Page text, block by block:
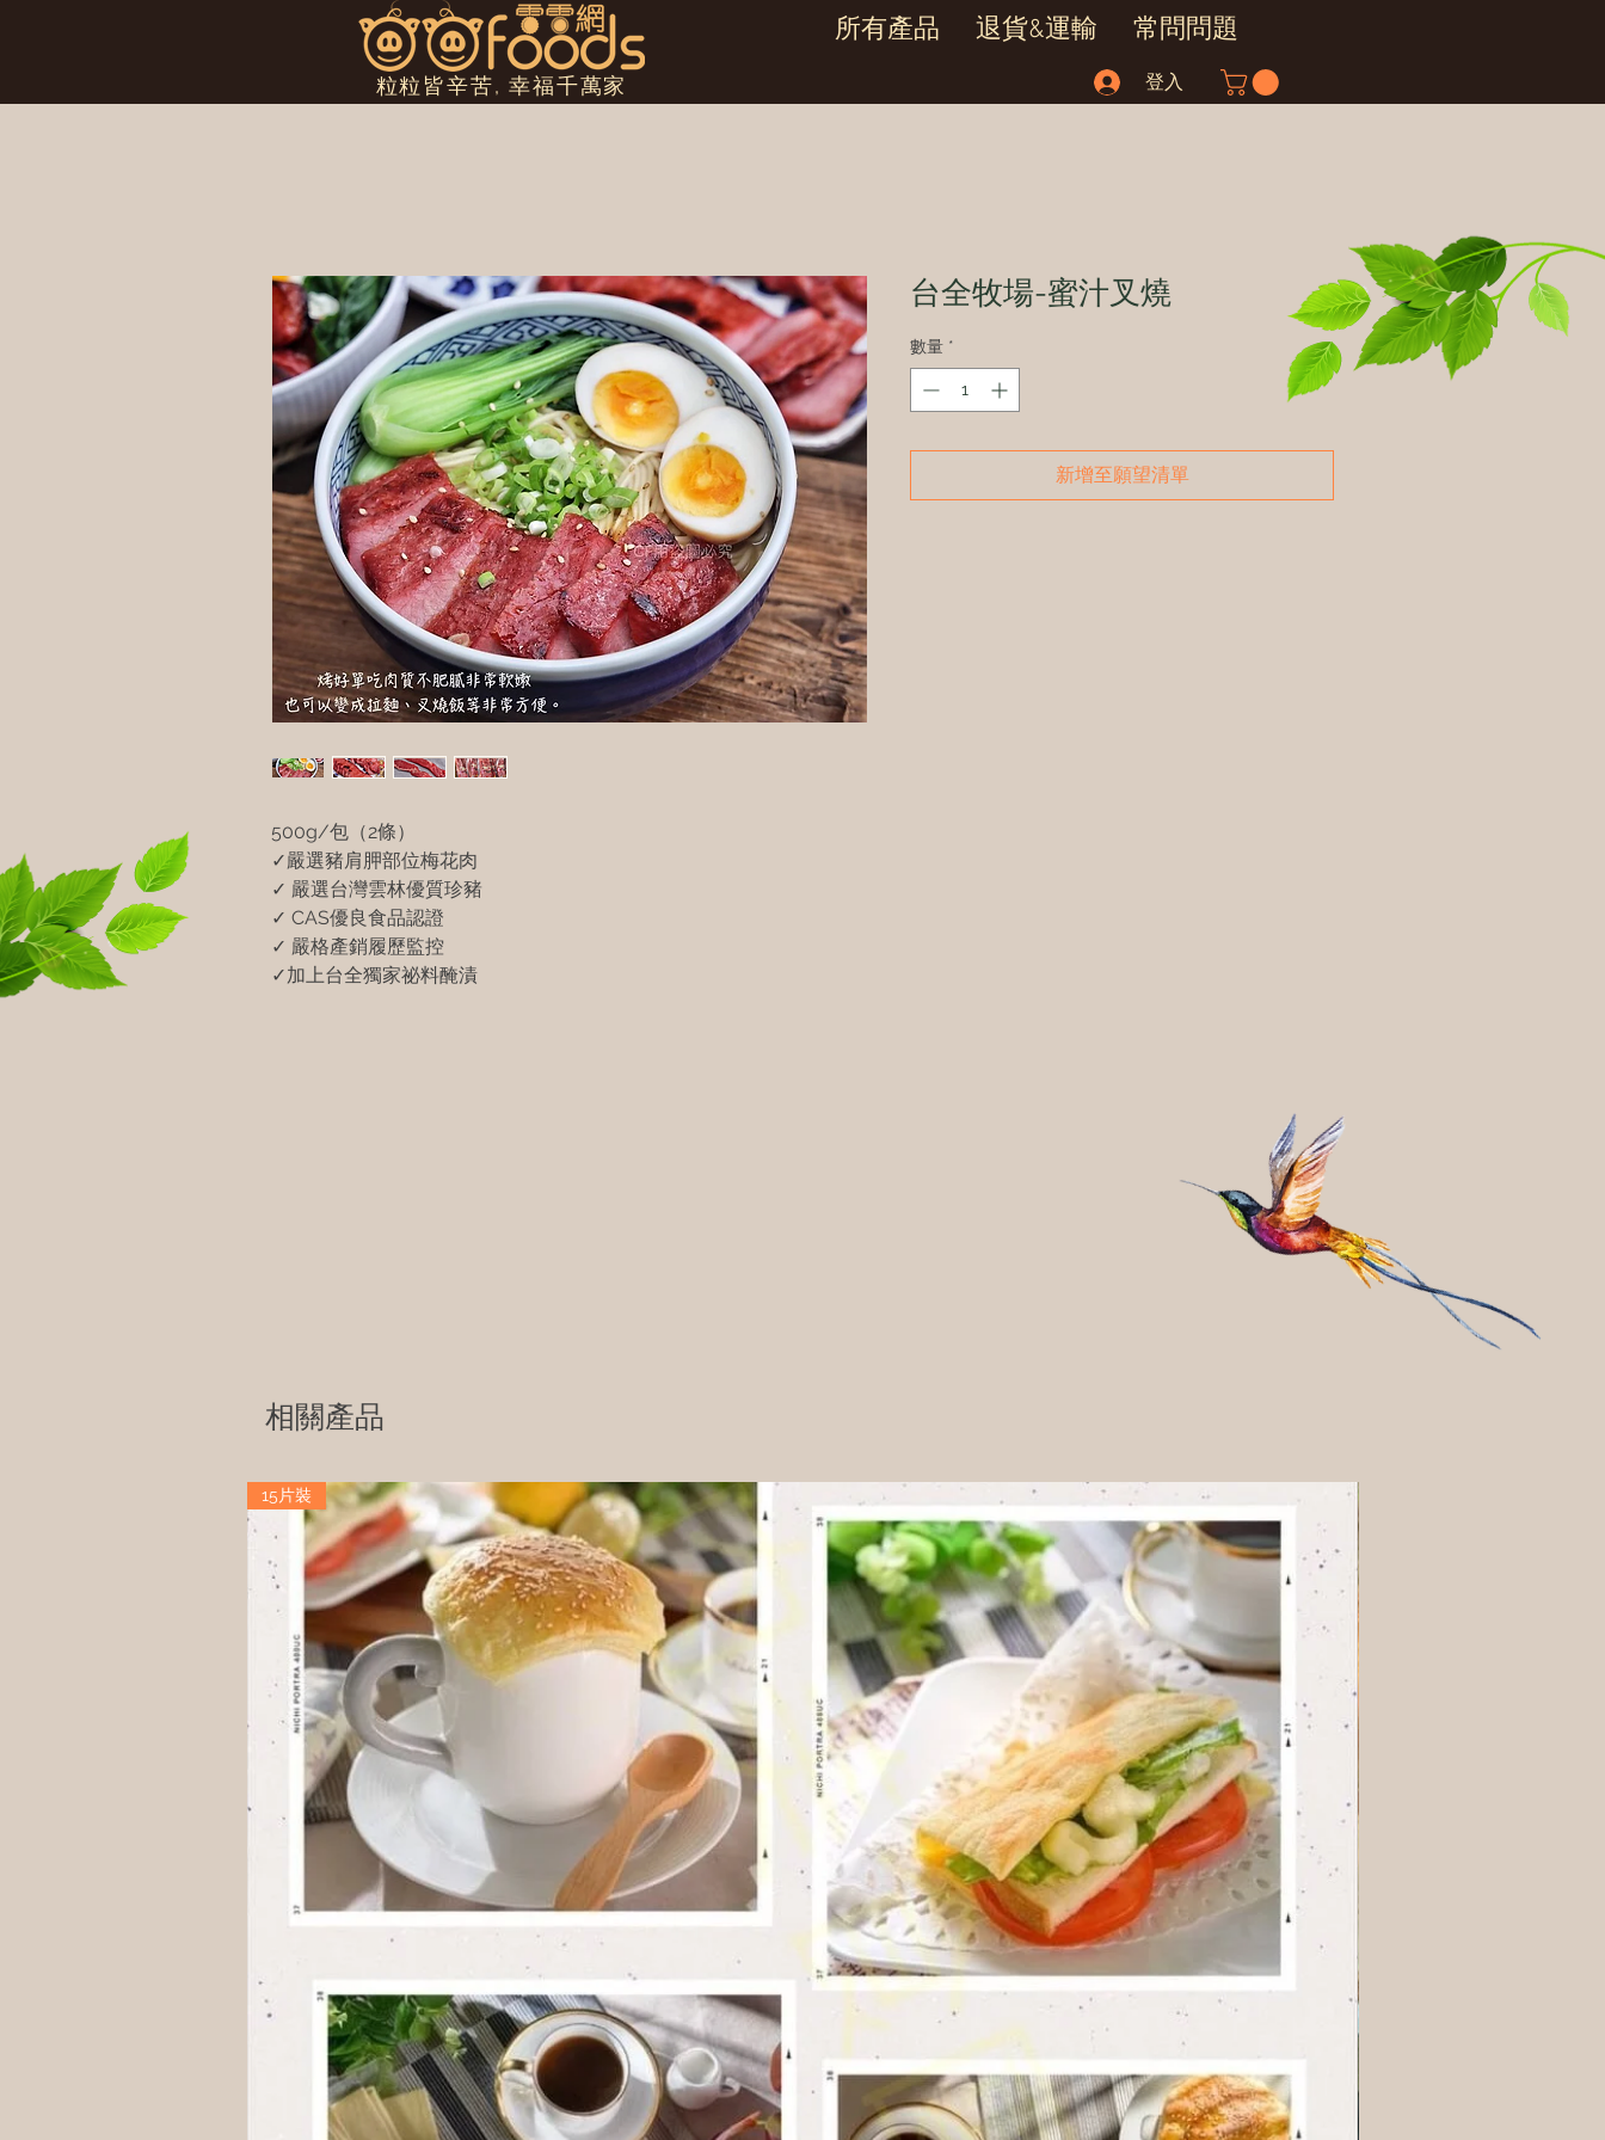
粒粒皆辛苦, 幸福千萬家
所有產品 退貨&運輸 常問問題
登入
500g/包（2條）
✓嚴選豬肩胛部位梅花肉
✓ 嚴選台灣雲林優質珍豬
✓ CAS優良食品認證
✓ 嚴格產銷履歷監控
✓加上台全獨家祕料醃漬
台全牧場-蜜汁叉燒
數量 *
新增至願望清單
相關產品
15片裝